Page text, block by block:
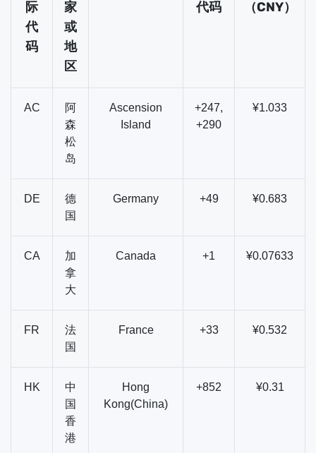
际
代
码
家
或
地
区
代码 （CNY）
AC
阿
森
松
岛
Ascension
Island
+247,
+290
¥1.033
DE
德
国
Germany +49 ¥0.683
CA
加
拿
大
Canada +1 ¥0.07633
FR
法
国
France +33 ¥0.532
HK
中
国
香
港
Hong
Kong(China)
+852 ¥0.31